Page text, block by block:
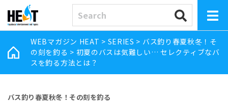
WEBマガジン HEAT > SERIES > バス釣り春夏秋冬！そ
の刻を釣る > 初夏のバスは気難しい… セレクティブなバ
スを釣る方法とは？
バス釣り春夏秋冬！その刻を釣る